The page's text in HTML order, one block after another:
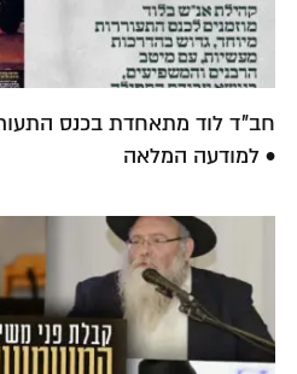
חב"ד לוד מתאחדת בכנס
• למודעה המלאה